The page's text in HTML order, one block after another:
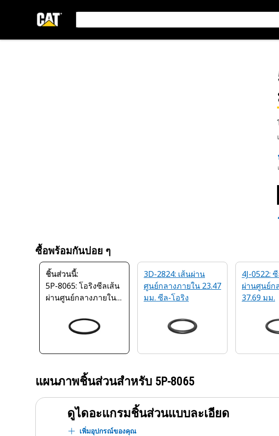
ซื้อพร้อมกันบ่อย ๆ
ชิ้นส่วนนี้:
5P-8065: โอริงซีลเส้น
ผ่านศูนย์กลางภายใน
3D-2824: เส้นผ่าน
ศูนย์กลางภายใน 23.47
มม. ซีล-โอริง
4J-0522:
ผ่านศูนย์ก
37.69 มม.
แผนภาพชิ้นส่วนสำหรับ 5P-8065
ดูไดอะแกรมชิ้นส่วนแบบละเอียด
เพิ่มอุปกรณ์ของคุณ